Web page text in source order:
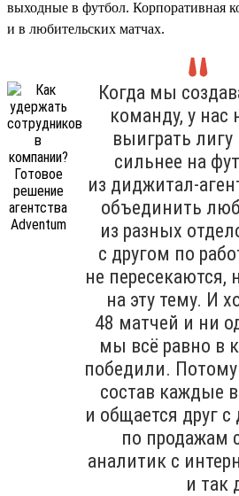
выходные в футбол. Корпоративная
и в любительских матчах.
Когда мы
команду, у нас
выиграть лигу
сильнее на
из диджитал-
объединить
из разных
с другом по
не пересекаются,
на эту тему. И
48 матчей и ни
мы всё равно в
победили.
состав каждые
и общается друг
по продажам
аналитик с
и так